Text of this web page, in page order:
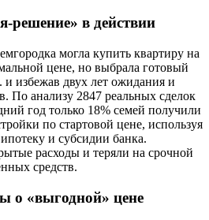
решение» в действии
могла купить квартиру на
цене, но выбрала готовый
и избежав двух лет ожидания и
По анализу 2847 реальных сделок
год только 18% семей получили
по стартовой цене, используя
и субсидии банка.
расходы и теряли на срочной
средств.
о «выгодной» цене